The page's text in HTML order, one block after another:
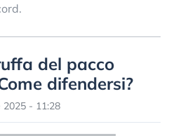
del pacco
difendersi?
2025 - 11:28